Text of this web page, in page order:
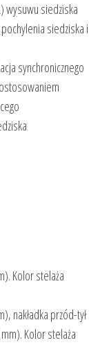
wysuwu siedziska
siedziska i
synchronicznego
Kolor stelaża
nakładka przód-tył
Kolor stelaża